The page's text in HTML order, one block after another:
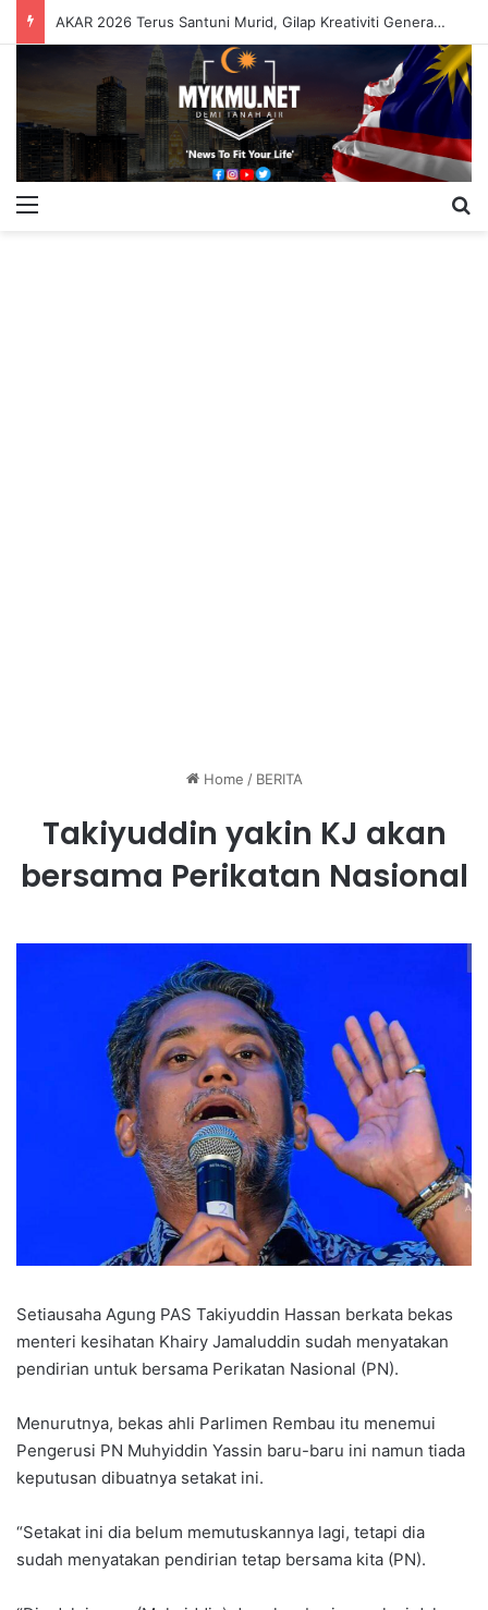
AKAR 2026 Terus Santuni Murid, Gilap Kreativiti Generasi Muda
Home / BERITA
Takiyuddin yakin KJ akan
bersama Perikatan Nasional
Setiausaha Agung PAS Takiyuddin Hassan berkata bekas
menteri kesihatan Khairy Jamaluddin sudah menyatakan
pendirian untuk bersama Perikatan Nasional (PN).
Menurutnya, bekas ahli Parlimen Rembau itu menemui
Pengerusi PN Muhyiddin Yassin baru-baru ini namun tiada
keputusan dibuatnya setakat ini.
“Setakat ini dia belum memutuskannya lagi, tetapi dia
sudah menyatakan pendirian tetap bersama kita (PN).